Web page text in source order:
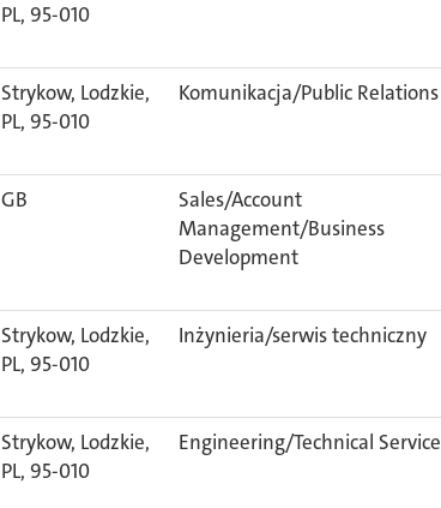
PL, 95-010
Strykow, Lodzkie,
PL, 95-010
Komunikacja/Public Relations
GB
Sales/Account
Management/Business
Development
Strykow, Lodzkie,
PL, 95-010
Inżynieria/serwis techniczny
Strykow, Lodzkie,
PL, 95-010
Engineering/Technical Service